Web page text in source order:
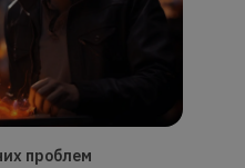
проблем